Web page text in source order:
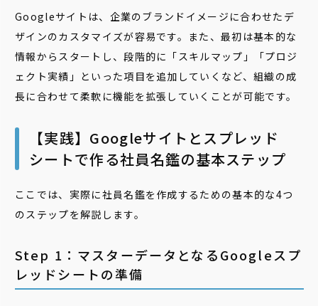
Googleサイトは、企業のブランドイメージに合わせたデ
ザインのカスタマイズが容易です。また、最初は基本的な
情報からスタートし、段階的に「スキルマップ」「プロジ
ェクト実績」といった項目を追加していくなど、組織の成
長に合わせて柔軟に機能を拡張していくことが可能です。
【実践】Googleサイトとスプレッド
シートで作る社員名鑑の基本ステップ
ここでは、実際に社員名鑑を作成するための基本的な4つ
のステップを解説します。
Step 1：マスターデータとなるGoogleスプ
レッドシートの準備